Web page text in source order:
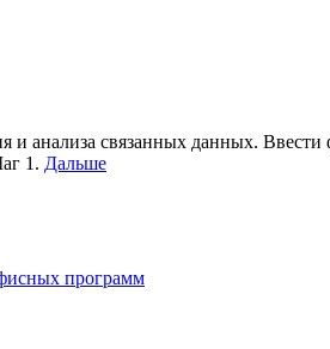
анализа связанных данных.
1. Дальше
программ